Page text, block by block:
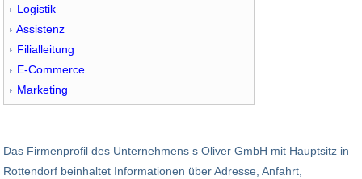
Logistik
Assistenz
Filialleitung
E-Commerce
Marketing
Das Firmenprofil des Unternehmens s Oliver GmbH mit Hauptsitz in
Rottendorf beinhaltet Informationen über Adresse, Anfahrt,